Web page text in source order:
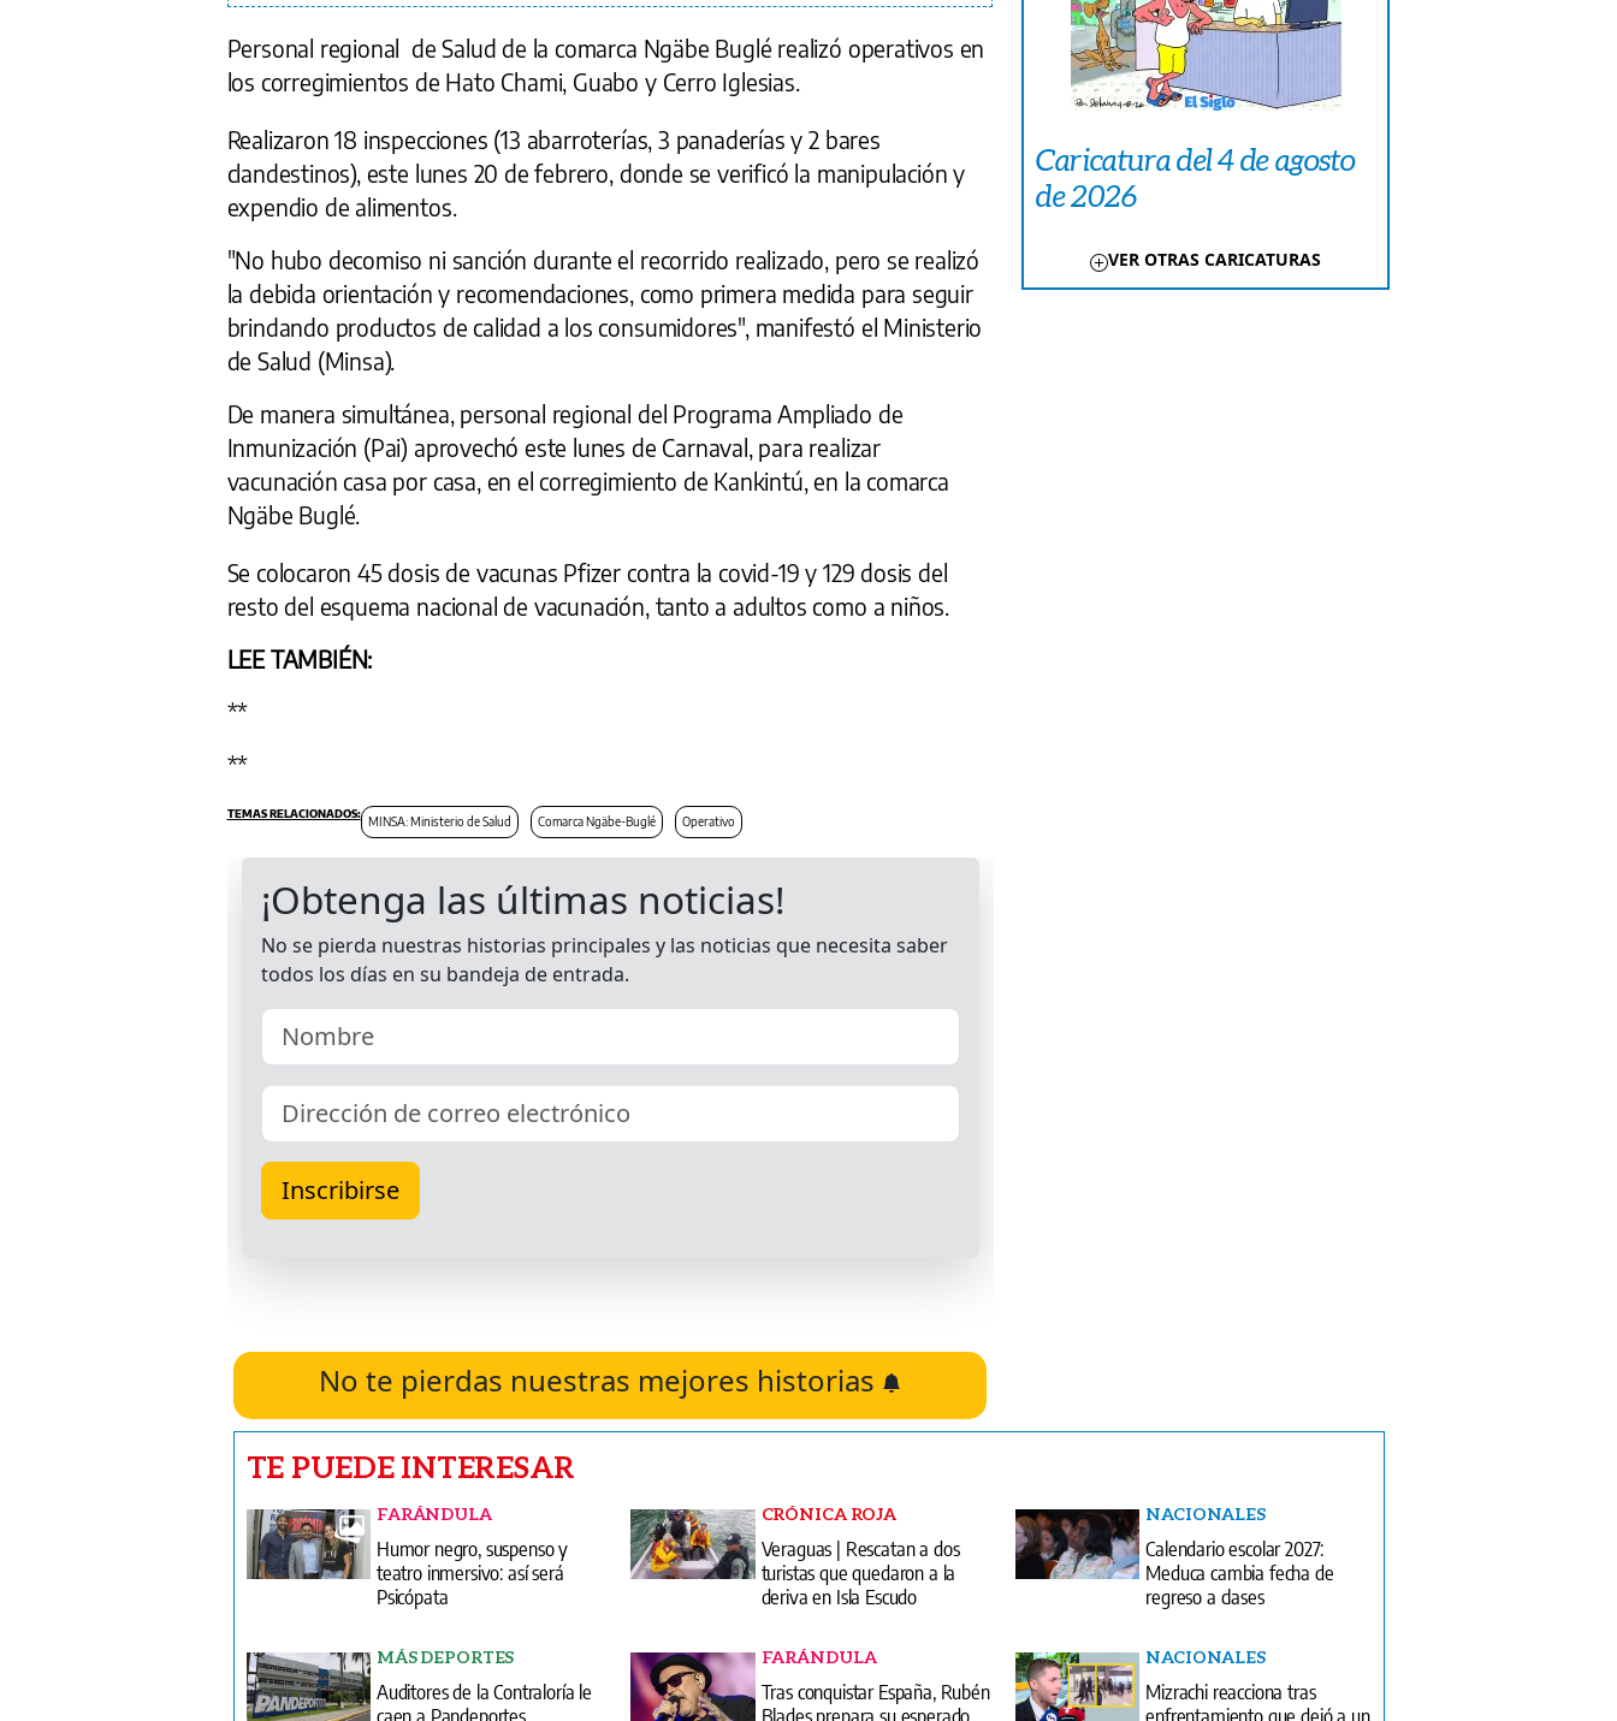
Personal regional de Salud de la comarca Ngäbe Buglé realizó operativos en
los corregimientos de Hato Chami, Guabo y Cerro Iglesias.
Realizaron 18 inspecciones (13 abarroterías, 3 panaderías y 2 bares
clandestinos), este lunes 20 de febrero, donde se verificó la manipulación y
expendio de alimentos.
"No hubo decomiso ni sanción durante el recorrido realizado, pero se realizó
la debida orientación y recomendaciones, como primera medida para seguir
brindando productos de calidad a los consumidores", manifestó el Ministerio
de Salud (Minsa).
De manera simultánea, personal regional del Programa Ampliado de
Inmunización (Pai) aprovechó este lunes de Carnaval, para realizar
vacunación casa por casa, en el corregimiento de Kankintú, en la comarca
Ngäbe Buglé.
Se colocaron 45 dosis de vacunas Pfizer contra la covid-19 y 129 dosis del
resto del esquema nacional de vacunación, tanto a adultos como a niños.
LEE TAMBIÉN:
**
**
MINSA: Ministerio de Salud Comarca Ngäbe-Buglé Operativo
No te pierdas nuestras mejores historias
Caricatura del 4 de agosto
de 2026
VER OTRAS CARICATURAS
TE PUEDE INTERESAR
FARÁNDULA
Humor negro, suspenso y
teatro inmersivo: así será
Psicópata
CRÓNICA ROJA
Veraguas | Rescatan a dos
turistas que quedaron a la
deriva en Isla Escudo
NACIONALES
Calendario escolar 2027:
Meduca cambia fecha de
regreso a clases
MÁS DEPORTES
Auditores de la Contraloría le
caen a Pandeportes
FARÁNDULA
Tras conquistar España, Rubén
Blades prepara su esperado
NACIONALES
Mizrachi reacciona tras
enfrentamiento que dejó a un